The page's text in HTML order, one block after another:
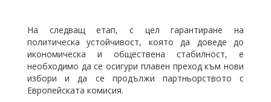
На следващ етап, с цел гарантиране на
политическа устойчивост, която да доведе до
икономическа и обществена стабилност, е
необходимо да се осигури плавен преход към нови
избори и да се продължи партньорството с
Европейската комисия.